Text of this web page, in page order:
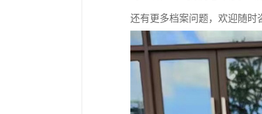
还有更多档案问题，欢迎随时